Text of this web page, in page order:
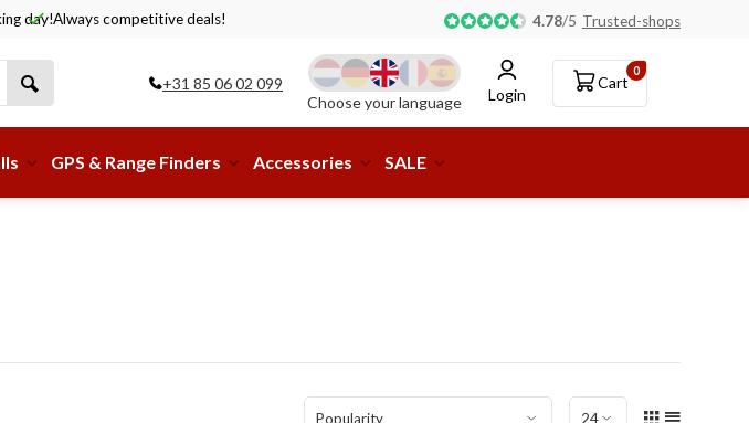
day!Always competitive deals! Pick-up or delivery to a parcel shop available!
4.78/5 Trusted-shops
+31 85 06 02 099
Choose your language
Login
0
Cart
GPS & Range Finders Accessories SALE